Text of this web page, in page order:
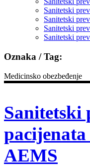
Sanitetski
Sanitetski
Sanitetski
Sanitetski
Oznaka / Tag:
Medicinsko obezbeđenje
Sanitetski
AEMS